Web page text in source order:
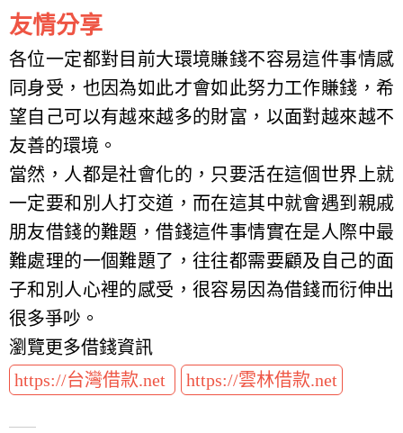
友情分享
各位一定都對目前大環境賺錢不容易這件事情感
同身受，也因為如此才會如此努力工作賺錢，希
望自己可以有越來越多的財富，以面對越來越不
友善的環境。
當然，人都是社會化的，只要活在這個世界上就
一定要和別人打交道，而在這其中就會遇到親戚
朋友借錢的難題，借錢這件事情實在是人際中最
難處理的一個難題了，往往都需要顧及自己的面
子和別人心裡的感受，很容易因為借錢而衍伸出
很多爭吵。
瀏覽更多借錢資訊
https://台灣借款.net
https://雲林借款.net